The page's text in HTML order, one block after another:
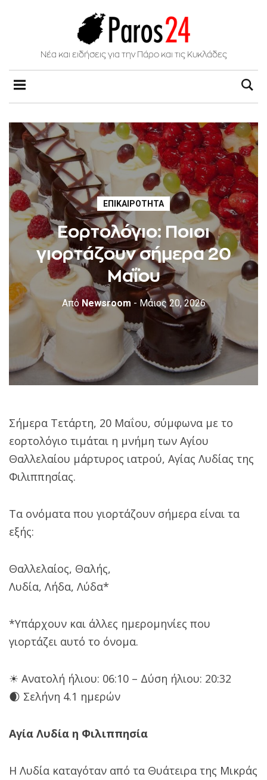
Νέα και ειδήσεις για την Πάρο και τις Κυκλάδες
ΕΠΙΚΑΙΡΌΤΗΤΑ
Εορτολόγιο: Ποιοι
γιορτάζουν σήμερα 20
Μαΐου
ΑπόNewsroom - Μάιος 20, 2026
Σήμερα Τετάρτη, 20 Μαΐου, σύμφωνα με το
εορτολόγιο τιμάται η μνήμη των Αγίου
Θαλλελαίου μάρτυρος ιατρού, Αγίας Λυδίας της
Φιλιππησίας.
Τα ονόματα που γιορτάζουν σήμερα είναι τα
εξής:
Θαλλελαίος, Θαλής,
Λυδία, Λήδα, Λύδα*
*Υπάρχουν και άλλες ημερομηνίες που
γιορτάζει αυτό το όνομα.
☀ Ανατολή ήλιου: 06:10 – Δύση ήλιου: 20:32
🌒 Σελήνη 4.1 ημερών
Αγία Λυδία η Φιλιππησία
Η Λυδία καταγόταν από τα Θυάτειρα της Μικράς